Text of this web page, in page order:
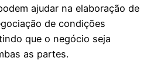
ajudar na elaboração de
de condições
que o negócio seja
as partes.